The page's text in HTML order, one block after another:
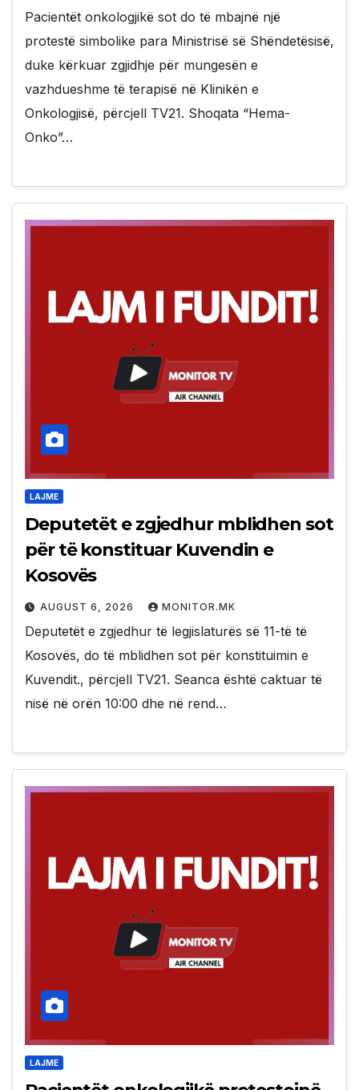
Pacientët onkologjikë sot do të mbajnë një
protestë simbolike para Ministrisë së Shëndetësisë,
duke kërkuar zgjidhje për mungesën e
vazhdueshme të terapisë në Klinikën e
Onkologjisë, përcjell TV21. Shoqata “Hema-
Onko”…
LAJME
Deputetët e zgjedhur mblidhen sot
për të konstituar Kuvendin e
Kosovës
AUGUST 6, 2026 MONITOR.MK
Deputetët e zgjedhur të legjislaturës së 11-të të
Kosovës, do të mblidhen sot për konstituimin e
Kuvendit., përcjell TV21. Seanca është caktuar të
nisë në orën 10:00 dhe në rend…
LAJME